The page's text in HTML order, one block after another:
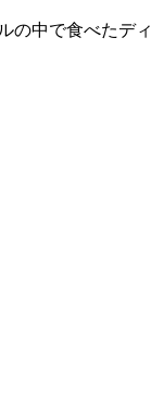
の中で食べたデ